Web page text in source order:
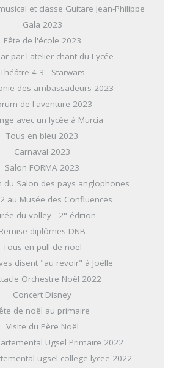
et classe Guitare Jean-Philippe
Gala 2023
Fête de l'école 2023
par l'atelier chant du Lycée
Théâtre 4-3 - Starwars
des ambassadeurs 2023
de l'aventure 2023
avec un lycée à Murcia
Tous en bleu 2023
Carnaval 2023
Salon FORMA 2023
du Salon des pays anglophones
au Musée des Confluences
du volley - 2° édition
Remise diplômes DNB
Tous en pull de noël
disent "au revoir" à Joëlle
Orchestre Noël 2022
Concert Disney
de noël au primaire
Visite du Père Noël
Ugsel Primaire 2022
ugsel college lycee 2022